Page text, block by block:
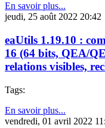
En savoir plus...
jeudi, 25 août 2022 20:42
eaUtils 1.19.10 :
16 (64 bits, QEA/
relations visibles,
Tags:
En savoir plus...
vendredi, 01 avril 2022